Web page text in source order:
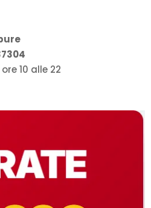
10 alle 22